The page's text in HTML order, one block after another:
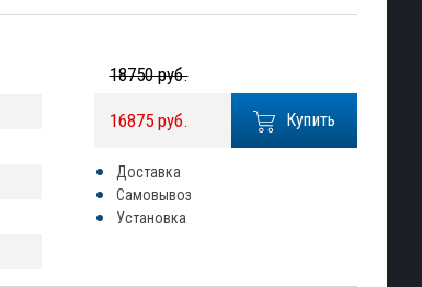
Купить
18750 руб.
16875 руб.
Доставка
Самовывоз
Установка